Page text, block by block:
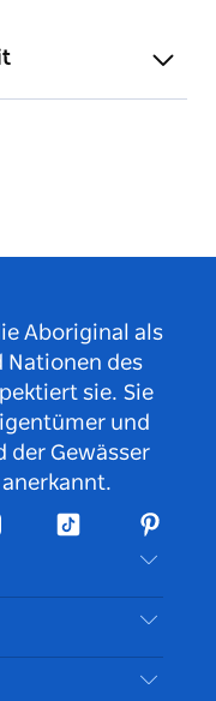
Aboriginal als
Nationen des
sie. Sie
und
der Gewässer
anerkannt.
TikTok